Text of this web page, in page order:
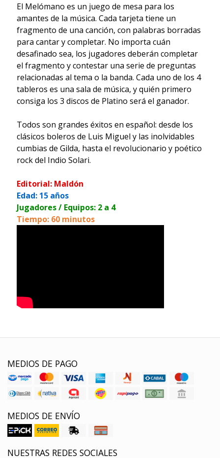
El Melómano es un juego de mesa para los
amantes de la música. Cada tarjeta tiene un
fragmento de una canción, con palabras borradas
para cantar y completar. No importa cuán
desafinado sea, los jugadores deberán completar
el fragmento y contestar una serie de preguntas
relacionadas al tema o la banda. Cada uno de los 4
tableros es una sala de música, y quién primero
consiga los 3 discos de Platino será el ganador.
Todos son grandes éxitos en español: desde los
clásicos boleros de Luis Miguel y las inolvidables
cumbias de Gilda, hasta el revolucionario y poético
rock del Indio Solari.
Editorial: Maldón
Edad: 15 años
Jugadores / Equipos: 2 a 4
Tiempo: 60 minutos
MEDIOS DE PAGO
MEDIOS DE ENVÍO
NUESTRAS REDES SOCIALES